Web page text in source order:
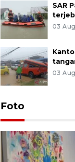
SAR
03
03
Foto